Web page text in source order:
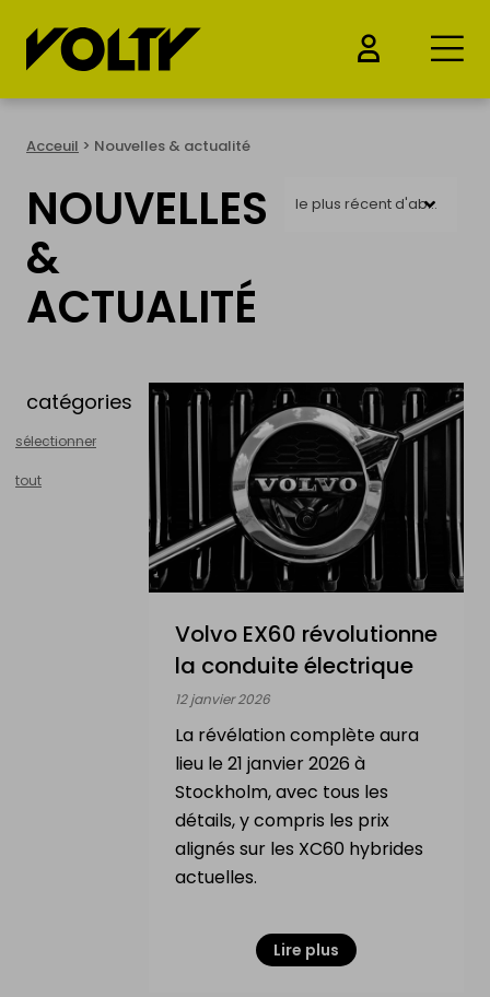
ACHETER
Voitures électrique
Motos électrique
Vélos électrique
Drones & Batteries
VENDRE
Ma voiture électrique
Ma moto électrique
Mon vélo électrique
Ma Trottinette électrique
Mon Drone & ma batterie
INFORMATION
Comment ça marche?
Acceuil > Nouvelles & actualité
NOUVELLES
&
ACTUALITÉ
le plus récent d'abord
catégories
sélectionner
tout
Volvo EX60 révolutionne
la conduite électrique
12 janvier 2026
La révélation complète aura
lieu le 21 janvier 2026 à
Stockholm, avec tous les
détails, y compris les prix
alignés sur les XC60 hybrides
actuelles.
Lire plus